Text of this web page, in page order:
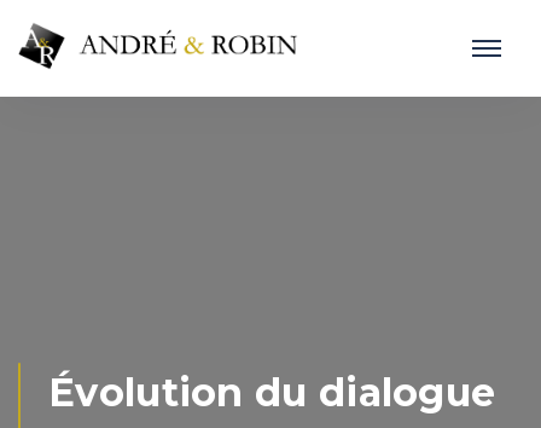
Évolution du dialogue